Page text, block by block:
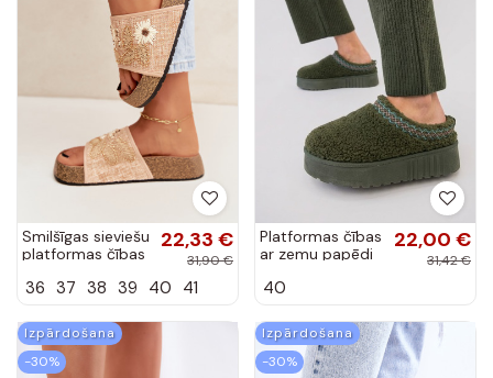
Smilšīgas sieviešu
platformas čības
Ledina
22,33 €
31,90 €
36 37 38 39 40 41
Platformas čības
ar zemu papēdi
Greene
22,00 €
31,42 €
40
Izpārdošana
-30%
Izpārdošana
-30%